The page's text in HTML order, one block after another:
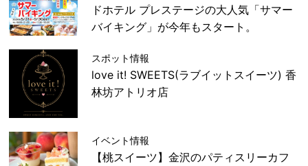
ドホテル プレステージの大人気「サマー
バイキング」が今年もスタート。
スポット情報
love it! SWEETS(ラブイットスイーツ) 香
林坊アトリオ店
イベント情報
【桃スイーツ】金沢のパティスリーカフ